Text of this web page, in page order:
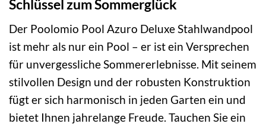
Schlüssel zum Sommerglück
Der Poolomio Pool Azuro Deluxe Stahlwandpool
ist mehr als nur ein Pool – er ist ein Versprechen
für unvergessliche Sommererlebnisse. Mit seinem
stilvollen Design und der robusten Konstruktion
fügt er sich harmonisch in jeden Garten ein und
bietet Ihnen jahrelange Freude. Tauchen Sie ein